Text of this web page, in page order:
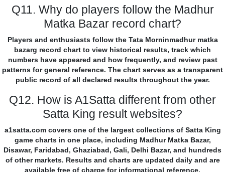
Q11. Why do players follow the Madhur
Matka Bazar record chart?
Players and enthusiasts follow the Tata Morninmadhur matka
bazarg record chart to view historical results, track which
numbers have appeared and how frequently, and review past
patterns for general reference. The chart serves as a transparent
public record of all declared results throughout the year.
Q12. How is A1Satta different from other
Satta King result websites?
a1satta.com covers one of the largest collections of Satta King
game charts in one place, including Madhur Matka Bazar,
Disawar, Faridabad, Ghaziabad, Gali, Delhi Bazar, and hundreds
of other markets. Results and charts are updated daily and are
available free of charge for informational reference.